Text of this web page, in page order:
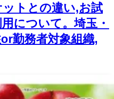
トとの違い,お試
について。埼玉・
勤務者対象組織,